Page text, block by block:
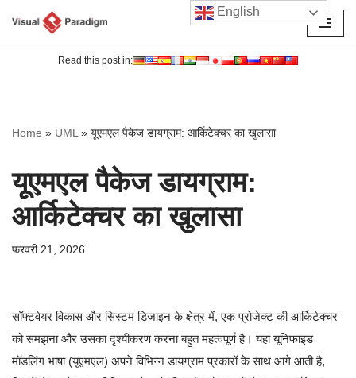
Read this post in:
Home » UML» यूएमएल पैकेज डायग्राम: आर्किटेक्चर का खुलासा
यूएमएल पैकेज डायग्राम:
आर्किटेक्चर का खुलासा
फ़रवरी 21, 2026
सॉफ्टवेयर विकास और सिस्टम डिजाइन के क्षेत्र में, एक प्रोजेक्ट की आर्किटेक्चर
को समझना और उसका दृश्यीकरण करना बहुत महत्वपूर्ण है। यहां यूनिफाइड
मॉडलिंग भाषा (यूएमएल) अपने विभिन्न डायग्राम प्रकारों के साथ आगे आती है,
English